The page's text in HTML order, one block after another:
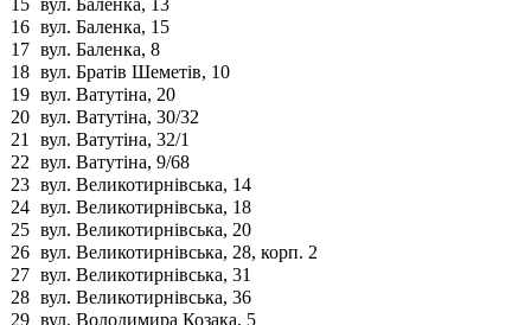
16 вул. Баленка, 15
17 вул. Баленка, 8
18 вул. Братів Шеметів, 10
19 вул. Ватутіна, 20
20 вул. Ватутіна, 30/32
21
вул. Ватутіна, 32/1
22 вул. Ватутіна, 9/68
23 вул. Великотирнівська, 14
24 вул. Великотирнівська, 18
25 вул. Великотирнівська, 20
26 вул. Великотирнівська, 28, корп. 2
27 вул. Великотирнівська, 31
28 вул. Великотирнівська, 36
29 вул. Володимира Козака, 5